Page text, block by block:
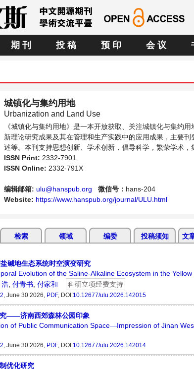
期 刊 投 稿 预 印 会 议
城镇化与集约用地
Urbanization and Land Use
《城镇化与集约用地》是一本开放获取、关注城镇化与集约
新理论研究成果及其在管理和生产实践中的应用成果，主要
述等。本刊支持思想创新、学术创新，倡导科学，繁荣学术
的科学家、学者、科研人员提供一个传播、分享和讨论城镇化
ISSN Print: 2332-7901
ISSN Online: 2332-791X
编辑邮箱: ulu@hanspub.org 微信号： hans-204
Website: https://www.hanspub.org/journal/ULU.html
检索 领域 编委 投稿须知 文
碱地生态系统时空演变研究
Evolution of the Saline-Alkaline Ecosystem in the
浩, 付青书, 付家和 科研立项经费支持
, June 30 2026, PDF, DOI:10.12677/ulu.2026.142015
——济南西郊森林公园印象
of Public Communication Space—Impression of Jinan
, June 30 2026, PDF, DOI:10.12677/ulu.2026.142014
优化研究